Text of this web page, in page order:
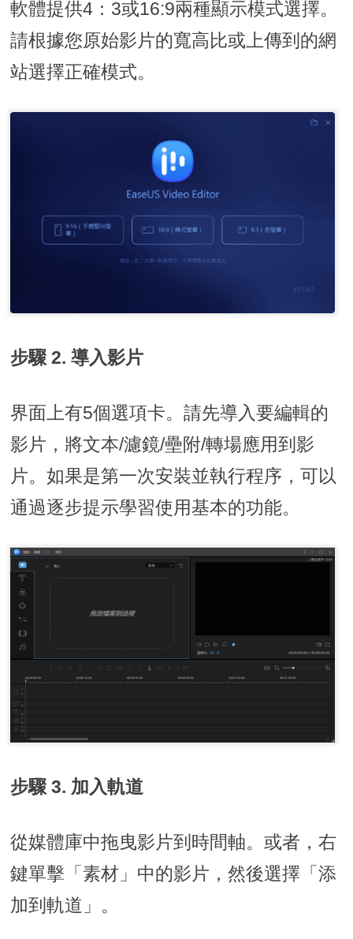
軟體提供4：3或16:9兩種顯示模式選擇。
請根據您原始影片的寬高比或上傳到的網
站選擇正確模式。
步驟 2. 導入影片
界面上有5個選項卡。請先導入要編輯的
影片，將文本/濾鏡/壘附/轉場應用到影
片。如果是第一次安裝並執行程序，可以
通過逐步提示學習使用基本的功能。
步驟 3. 加入軌道
從媒體庫中拖曳影片到時間軸。或者，右
鍵單擊「素材」中的影片，然後選擇「添
加到軌道」。